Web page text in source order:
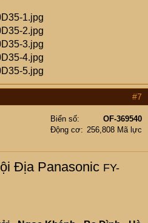
#7
Biển số
OF-369540
Động cơ
256,808 Mã lực
Địa Panasonic FY-